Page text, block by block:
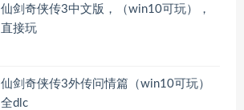
仙剑奇侠传3中文版，（win10可玩），
直接玩
仙剑奇侠传3外传问情篇（win10可玩）
全dlc